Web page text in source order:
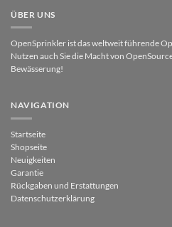
ÜBER UNS
OpenSprinkler ist das weltweit führende
Nutzen auch Sie die Macht von
Bewässerung!
NAVIGATION
Startseite
Shopseite
Neuigkeiten
Garantie
Rückgaben und Erstattungen
Datenschutzerklärung